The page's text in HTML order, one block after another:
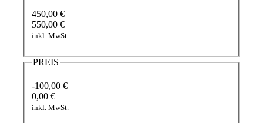
450,00 €
550,00 €
inkl. MwSt.
PREIS
-100,00 €
0,00 €
inkl. MwSt.